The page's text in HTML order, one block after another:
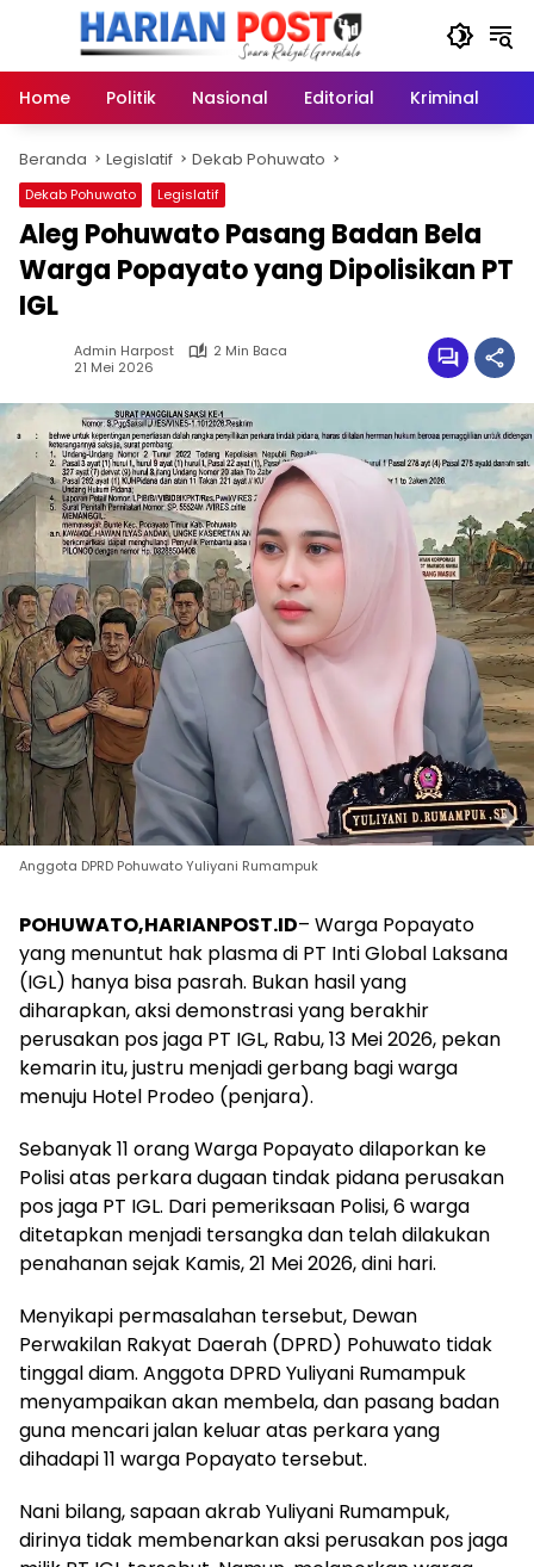
Home
Politik Nasional Editorial Kriminal
Beranda Legislatif Dekab Pohuwato
Dekab Pohuwato Legislatif
Aleg Pohuwato Pasang Badan Bela
Warga Popayato yang Dipolisikan PT
IGL
Admin Harpost
2 Min Baca
21 Mei 2026
Anggota DPRD Pohuwato Yuliyani Rumampuk
POHUWATO,HARIANPOST.ID– Warga Popayato
yang menuntut hak plasma di PT Inti Global Laksana
(IGL) hanya bisa pasrah. Bukan hasil yang
diharapkan, aksi demonstrasi yang berakhir
perusakan pos jaga PT IGL, Rabu, 13 Mei 2026, pekan
kemarin itu, justru menjadi gerbang bagi warga
menuju Hotel Prodeo (penjara).
Sebanyak 11 orang Warga Popayato dilaporkan ke
Polisi atas perkara dugaan tindak pidana perusakan
pos jaga PT IGL. Dari pemeriksaan Polisi, 6 warga
ditetapkan menjadi tersangka dan telah dilakukan
penahanan sejak Kamis, 21 Mei 2026, dini hari.
Menyikapi permasalahan tersebut, Dewan
Perwakilan Rakyat Daerah (DPRD) Pohuwato tidak
tinggal diam. Anggota DPRD Yuliyani Rumampuk
menyampaikan akan membela, dan pasang badan
guna mencari jalan keluar atas perkara yang
dihadapi 11 warga Popayato tersebut.
Nani bilang, sapaan akrab Yuliyani Rumampuk,
dirinya tidak membenarkan aksi perusakan pos jaga